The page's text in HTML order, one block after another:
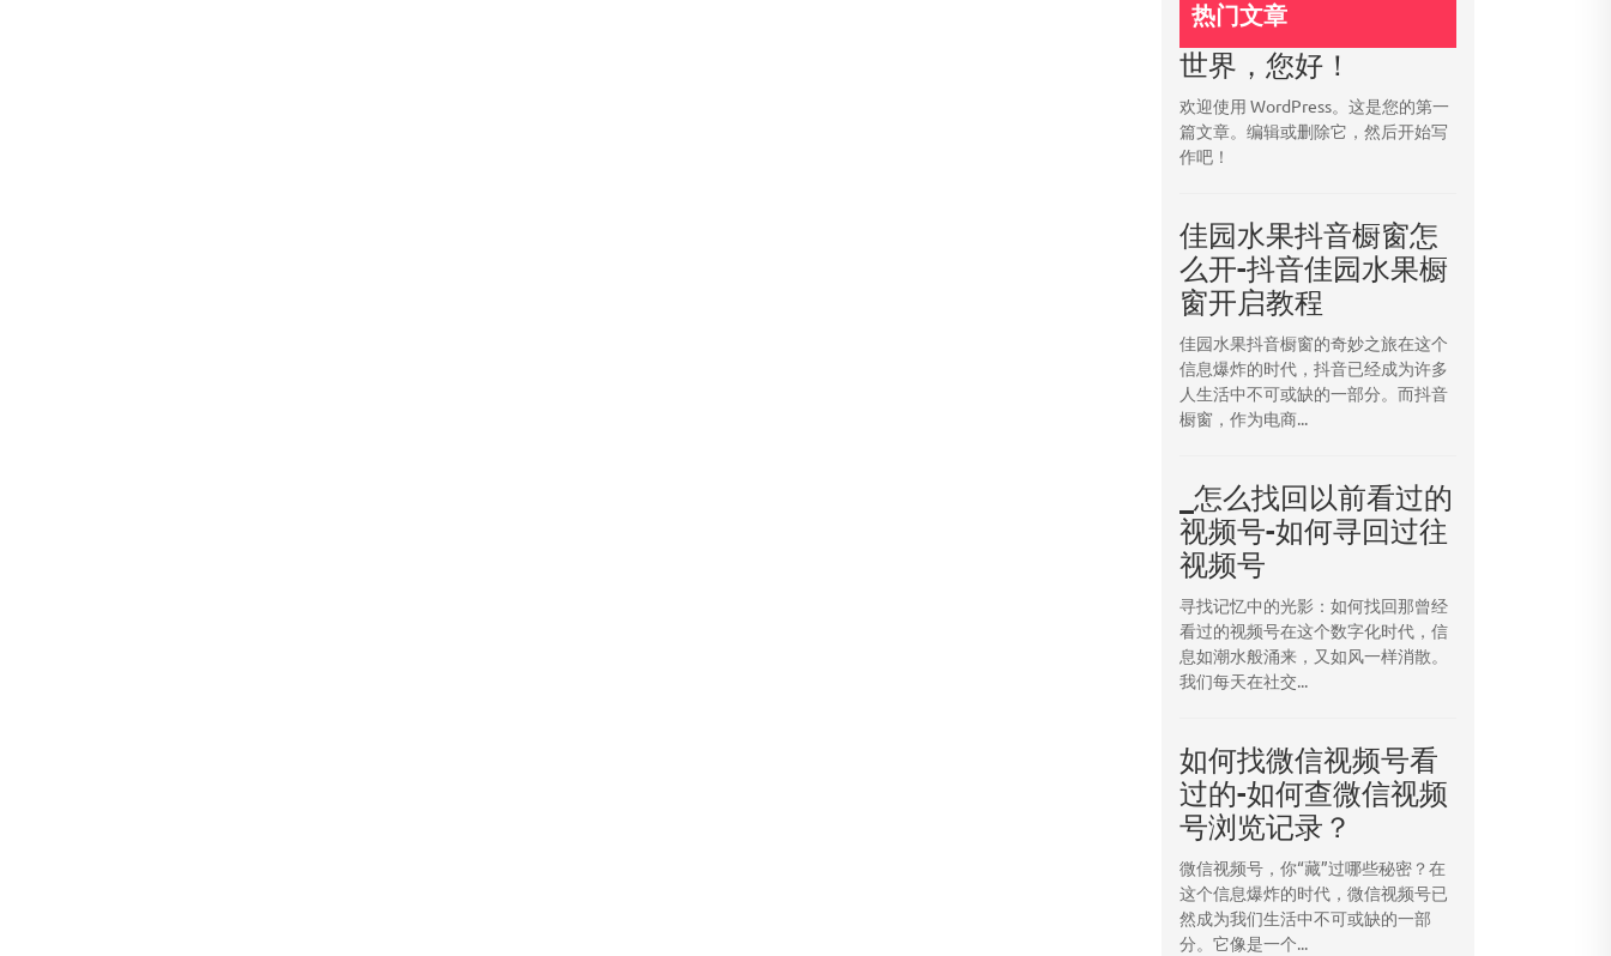
热门文章
世界，您好！
欢迎使用 WordPress。这是您的第一
篇文章。编辑或删除它，然后开始写
作吧！
佳园水果抖音橱窗怎
么开-抖音佳园水果橱
窗开启教程
佳园水果抖音橱窗的奇妙之旅在这个
信息爆炸的时代，抖音已经成为许多
人生活中不可或缺的一部分。而抖音
橱窗，作为电商...
_怎么找回以前看过的
视频号-如何寻回过往
视频号
寻找记忆中的光影：如何找回那曾经
看过的视频号在这个数字化时代，信
息如潮水般涌来，又如风一样消散。
我们每天在社交...
如何找微信视频号看
过的-如何查微信视频
号浏览记录？
微信视频号，你“藏”过哪些秘密？在
这个信息爆炸的时代，微信视频号已
然成为我们生活中不可或缺的一部
分。它像是一个...